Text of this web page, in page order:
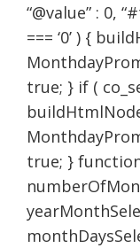
“@value” : 0,
=== ‘0’ ) {
true; } if (
true; }